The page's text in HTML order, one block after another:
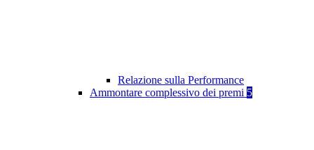
Relazione sulla Performance
Ammontare complessivo dei premi 5